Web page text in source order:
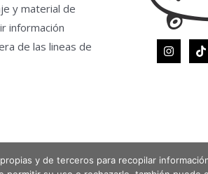
y material de
información
de las lineas de
Clases de skate en Madrid
y de terceros para recopilar